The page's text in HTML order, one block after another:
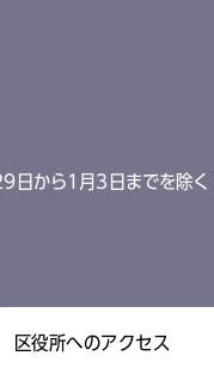
から1月3日までを除く
区役所へのアクセス